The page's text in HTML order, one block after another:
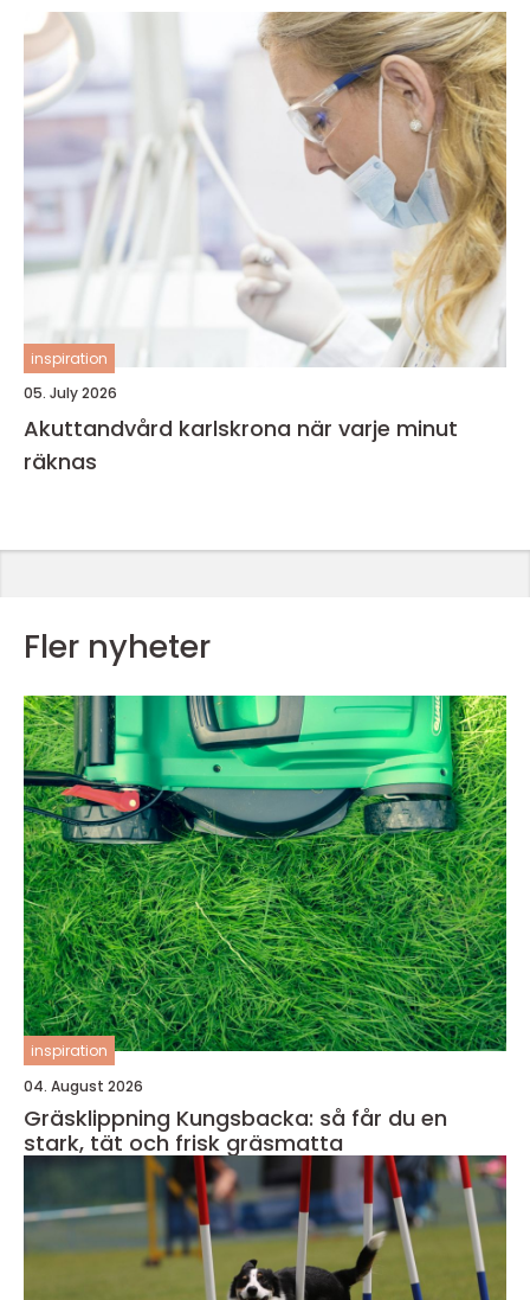
inspiration
05. July 2026
Akuttandvård karlskrona när varje minut
räknas
Fler nyheter
inspiration
04. August 2026
Gräsklippning Kungsbacka: så får du en
stark, tät och frisk gräsmatta